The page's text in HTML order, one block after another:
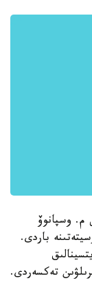
م. وسپانوۆ
باردى.
تەكسەردى.